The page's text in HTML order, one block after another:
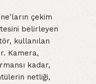
çekim
belirleyen
kullanılan
Kamera,
kadar,
netliği,